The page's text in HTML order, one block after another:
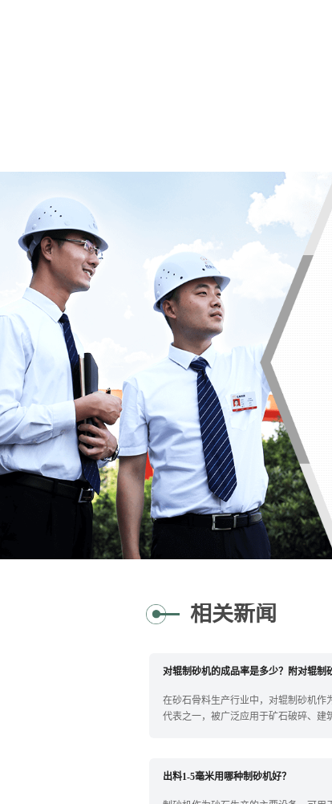
相关新闻
对辊制砂机的成品率是多少？附对辊制
在砂石骨料生产行业中，对辊制砂机作
代表之一，被广泛应用于矿石破碎、建
出料1-5毫米用哪种制砂机好？